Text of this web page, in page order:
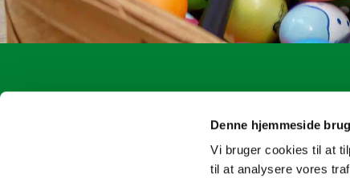
Denne hjemmeside
Vi bruger cookies til at
til at analysere vores
Ølstykke Sogn